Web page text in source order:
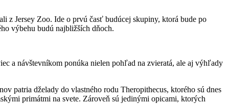
z Jersey Zoo. Ide o prvú časť budúcej skupiny, ktorá bude po
výbehu budú najbližších dňoch.
a návštevníkom ponúka nielen pohľad na zvieratá, ale aj výhľady
patria dželady do vlastného rodu Theropithecus, ktorého sú dnes
primátmi na svete. Zároveň sú jedinými opicami, ktorých